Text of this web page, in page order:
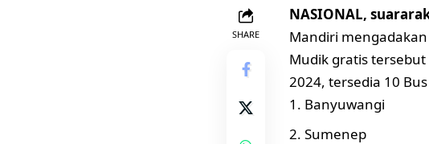
SHARE
NASIONAL,
Mandiri
Mudik gratis
2024, tersedia 10
Banyuwangi
Sumenep